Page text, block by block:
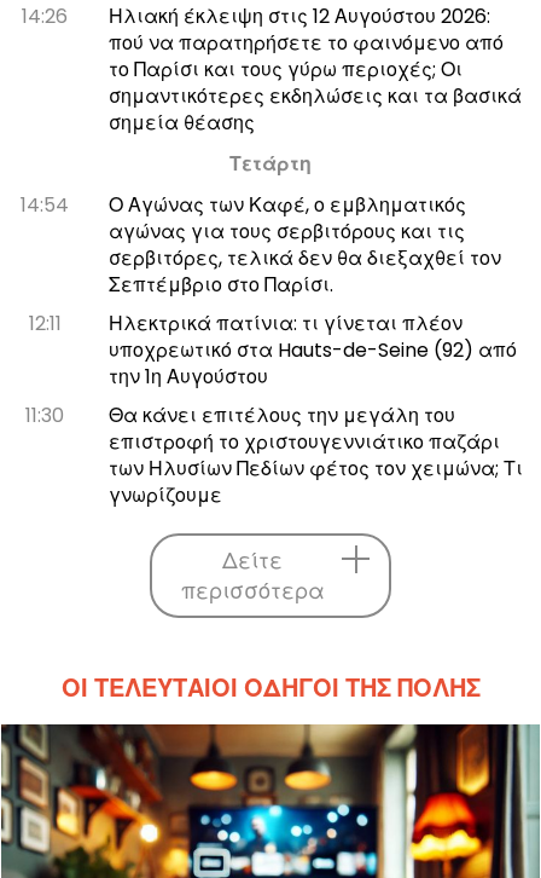
14:26
Ηλιακή έκλειψη στις 12 Αυγούστου 2026:
πού να παρατηρήσετε το φαινόμενο από
το Παρίσι και τους γύρω περιοχές; Οι
σημαντικότερες εκδηλώσεις και τα βασικά
σημεία θέασης
Τετάρτη
14:54
Ο Αγώνας των Καφέ, ο εμβληματικός
αγώνας για τους σερβιτόρους και τις
σερβιτόρες, τελικά δεν θα διεξαχθεί τον
Σεπτέμβριο στο Παρίσι.
12:11
Ηλεκτρικά πατίνια: τι γίνεται πλέον
υποχρεωτικό στα Hauts-de-Seine (92) από
την 1η Αυγούστου
11:30
Θα κάνει επιτέλους την μεγάλη του
επιστροφή το χριστουγεννιάτικο παζάρι
των Ηλυσίων Πεδίων φέτος τον χειμώνα; Τι
γνωρίζουμε
Δείτε
περισσότερα
ΟΙ ΤΕΛΕΥΤΑΊΟΙ ΟΔΗΓΟΊ ΤΗΣ ΠΌΛΗΣ